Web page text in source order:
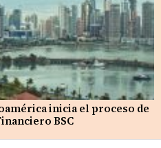
inicia el proceso de
BSC